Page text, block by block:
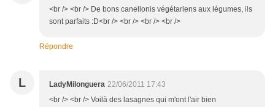
<br /> <br /> De bons canellonis végétariens aux légumes, ils
sont parfaits :D<br /> <br /> <br /> <br />
Répondre
L LadyMilonguera 22/06/2011 17:43
<br /> <br /> Voilà des lasagnes qui m'ont l'air bien